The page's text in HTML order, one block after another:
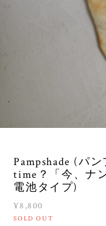
Pampshade (パ
time？「今、ナ
電池タイプ)
¥8,800
SOLD OUT